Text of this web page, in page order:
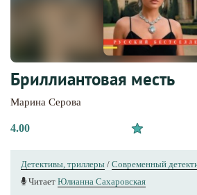
Бриллиантовая месть
Марина Серова
4.00
Детективы, триллеры / Современный
Читает Юлианна Сахаровская